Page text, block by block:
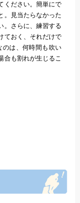
ください。簡単にで
。見当たらなかった
。さらに、練習する
ておく、それだけで
のは、何時間も吹い
合も割れが生じるこ